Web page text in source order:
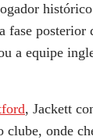
fase posterior
a equipe
, Jackett
clube, onde